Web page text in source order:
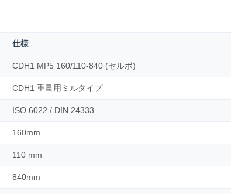
仕様
CDH1 MP5 160/110-840 (セルボ)
CDH1 重量用ミルタイプ
ISO 6022 / DIN 24333
160mm
110 mm
840mm